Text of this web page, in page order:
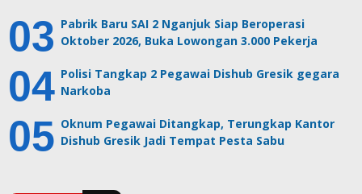
Pabrik Baru SAI 2 Nganjuk Siap Beroperasi
Oktober 2026, Buka Lowongan 3.000 Pekerja
Polisi Tangkap 2 Pegawai Dishub Gresik gegara
Narkoba
Oknum Pegawai Ditangkap, Terungkap Kantor
Dishub Gresik Jadi Tempat Pesta Sabu